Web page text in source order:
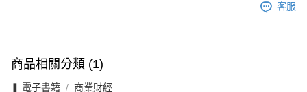
客服
商品相關分類 (1)
❚ 電子書籍 商業財經